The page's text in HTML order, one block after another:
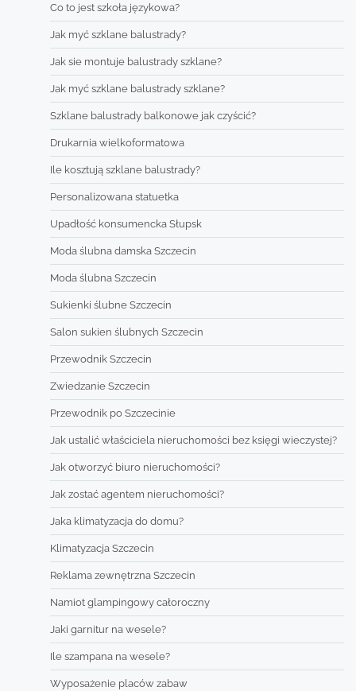
Co to jest szkoła językowa?
Jak myć szklane balustrady?
Jak sie montuje balustrady szklane?
Jak myć szklane balustrady szklane?
Szklane balustrady balkonowe jak czyścić?
Drukarnia wielkoformatowa
Ile kosztują szklane balustrady?
Personalizowana statuetka
Upadłość konsumencka Słupsk
Moda ślubna damska Szczecin
Moda ślubna Szczecin
Sukienki ślubne Szczecin
Salon sukien ślubnych Szczecin
Przewodnik Szczecin
Zwiedzanie Szczecin
Przewodnik po Szczecinie
Jak ustalić właściciela nieruchomości bez księgi wieczystej?
Jak otworzyć biuro nieruchomości?
Jak zostać agentem nieruchomości?
Jaka klimatyzacja do domu?
Klimatyzacja Szczecin
Reklama zewnętrzna Szczecin
Namiot glampingowy całoroczny
Jaki garnitur na wesele?
Ile szampana na wesele?
Wyposażenie placów zabaw